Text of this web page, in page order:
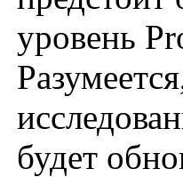
уровень
будет